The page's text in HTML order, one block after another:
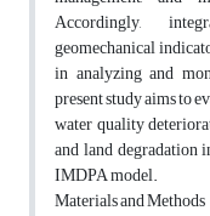
Accordingly,
geomechanical
in analyzing and
present study aims to
water quality
and land degradation
IMDPA model.
Materials and Methods